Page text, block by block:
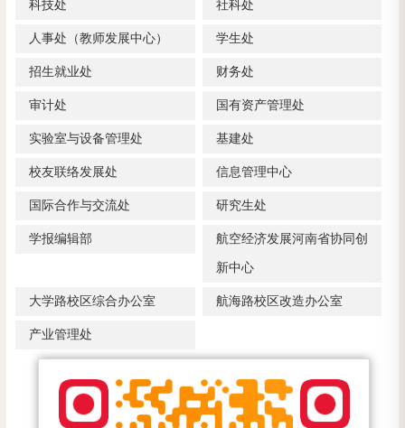
科技处 社科处
人事处（教师发展中心） 学生处
招生就业处 财务处
审计处 国有资产管理处
实验室与设备管理处 基建处
校友联络发展处 信息管理中心
国际合作与交流处 研究生处
学报编辑部
航空经济发展河南省协同创
新中心
大学路校区综合办公室 航海路校区改造办公室
产业管理处